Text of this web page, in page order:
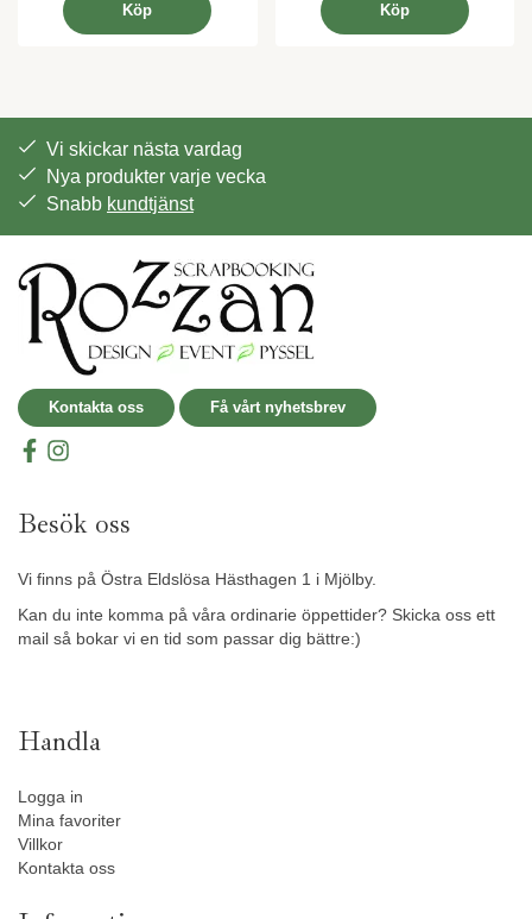
Köp Köp
Vi skickar nästa vardag
Nya produkter varje vecka
Snabb kundtjänst
Kontakta oss Få vårt nyhetsbrev
Besök oss
Vi finns på Östra Eldslösa Hästhagen 1 i Mjölby.
Kan du inte komma på våra ordinarie öppettider? Skicka oss ett
mail så bokar vi en tid som passar dig bättre:)
Handla
Logga in
Mina favoriter
Villkor
Kontakta oss